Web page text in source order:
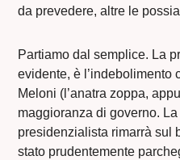
da prevedere, altre le
Partiamo dal semplice. La
evidente, è l’indebolimento
Meloni (l’anatra zoppa,
maggioranza di governo.
presidenzialista rimarrà sul
stato prudentemente